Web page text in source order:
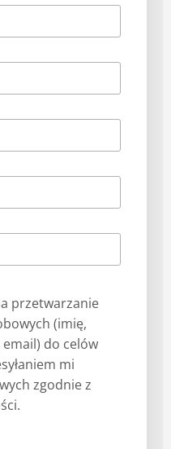
przetwarzanie
(imię,
do celów
mi
zgodnie z